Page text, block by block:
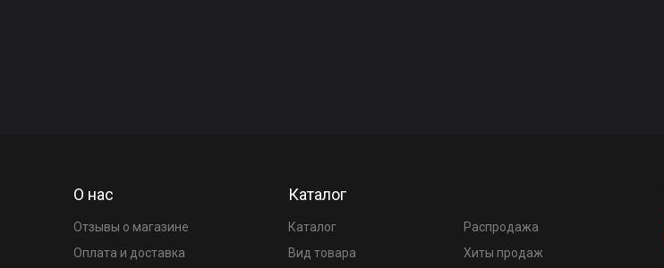
О нас
Отзывы о магазине
Оплата и доставка
Каталог
Каталог
Вид товара
Распродажа
Хиты продаж